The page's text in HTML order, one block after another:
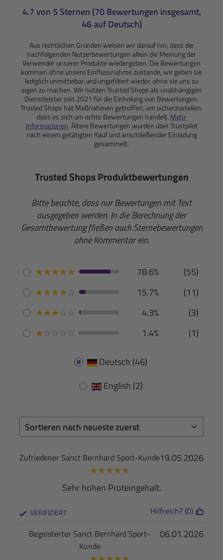
4.7 von 5 Sternen (70 Bewertungen insgesamt,
46 auf Deutsch)
Aus rechtlichen Gründen weisen wir darauf hin, dass die
nachfolgenden Nutzerbewertungen allein die Meinung der
Verwender unserer Produkte wiedergeben. Die Bewertungen
kommen ohne unsere Einflussnahme zustande, wir geben sie
lediglich unmittelbar und ungefiltert wieder, ohne sie uns zu
eigen zu machen. Wir nutzen Trusted Shops als unabhängigen
Dienstleister seit 2021 für die Einholung von Bewertungen.
Trusted Shops hat Maßnahmen getroffen, um sicherzustellen,
dass es sich um echte Bewertungen handelt. Mehr
Informationen. Ältere Bewertungen wurden über Trustpilot
nach einem getätigten Kauf und anschließender Einladung
gesammelt.
Trusted Shops Produktbewertungen
Bitte beachte, dass nur Bewertungen mit Text
ausgegeben werden. In die Berechnung der
Gesamtbewertung fließen auch Sternebewertungen
ohne Kommentar ein.
★★★★★ 78.6%
(55)
★★★★☆ 15.7%
(11)
★★★☆☆ 4.3%
(3)
★☆☆☆☆ 1.4% (1)
Deutsch (46)
English (2)
19.05.2026
Zufriedener Sanct Bernhard Sport-Kunde
★★★★★
Sehr hohen Proteingehalt.
VERIFIZIERT Hilfreich? (0)
06.01.2026
Begeisterter Sanct Bernhard Sport-
Kunde